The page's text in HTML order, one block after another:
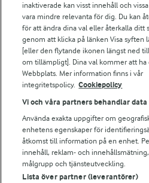
Arla webbshop
Bildbank
Följ oss
inaktiverade kan visst innehåll och
vara mindre relevanta för dig. Du kan
för att ändra dina val eller återkalla ditt
genom att klicka på länken Visa syften
[eller den flytande ikonen längst ned
om tillämpligt]. Dina val kommer att
Webbplats. Mer information finns i vår
integritetspolicy. Cookiepolicy
Vi och våra partners behandlar
Använda exakta uppgifter om
enhetens egenskaper för
åtkomst till information på en enhet.
innehåll, reklam- och
målgrupp och tjänsteutveckling.
Lista över partner (leverantörer)